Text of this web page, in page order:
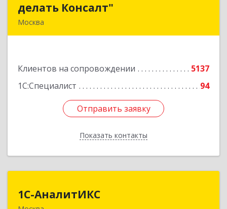
делать Консалт"
Москва
Клиентов на сопровождении
5137
1С:Специалист
94
Отправить заявку
Показать контакты
Отправить заявку
Назад
1С-АналитИКС